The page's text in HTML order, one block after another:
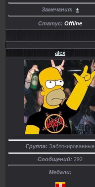
Замечания: ±
Статус: Offline
alex
Группа: Заблокированные
Сообщений: 292
Медали: